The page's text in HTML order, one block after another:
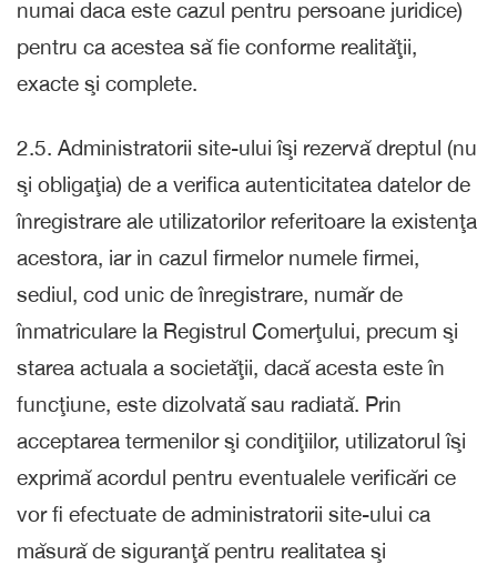
numai daca este cazul pentru persoane juridice)
pentru ca acestea să fie conforme realităţii,
exacte şi complete.
2.5. Administratorii site-ului îşi rezervă dreptul (nu
şi obligaţia) de a verifica autenticitatea datelor de
înregistrare ale utilizatorilor referitoare la existenţa
acestora, iar in cazul firmelor numele firmei,
sediul, cod unic de înregistrare, număr de
înmatriculare la Registrul Comerţului, precum şi
starea actuala a societăţii, dacă acesta este în
funcţiune, este dizolvată sau radiată. Prin
acceptarea termenilor şi condiţiilor, utilizatorul îşi
exprimă acordul pentru eventualele verificări ce
vor fi efectuate de administratorii site-ului ca
măsură de siguranţă pentru realitatea şi